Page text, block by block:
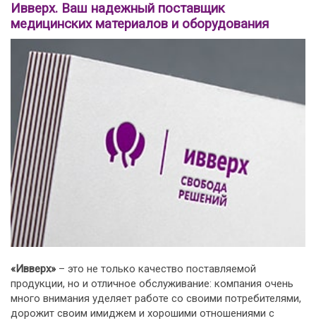
Ивверх. Ваш надежный поставщик
медицинских материалов и оборудования
«Ивверх»– это не только качество поставляемой
продукции, но и отличное обслуживание: компания очень
много внимания уделяет работе со своими потребителями,
дорожит своим имиджем и хорошими отношениями с